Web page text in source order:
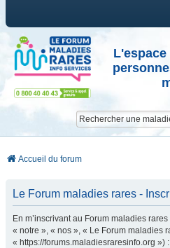
Accueil du forum
Le Forum maladies rares -
En m’inscrivant au Forum maladies
« notre », « nos », « Le Forum maladies
« https://forums.maladiesraresinfo.org ») :